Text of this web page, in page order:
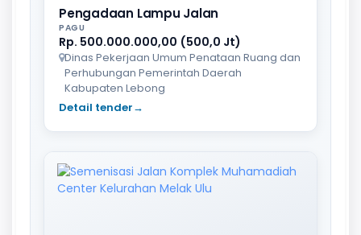
Pengadaan Lampu Jalan
PAGU
Rp. 500.000.000,00 (500,0 Jt)
Dinas Pekerjaan Umum Penataan Ruang dan
Perhubungan Pemerintah Daerah
Kabupaten Lebong
Detail tender→